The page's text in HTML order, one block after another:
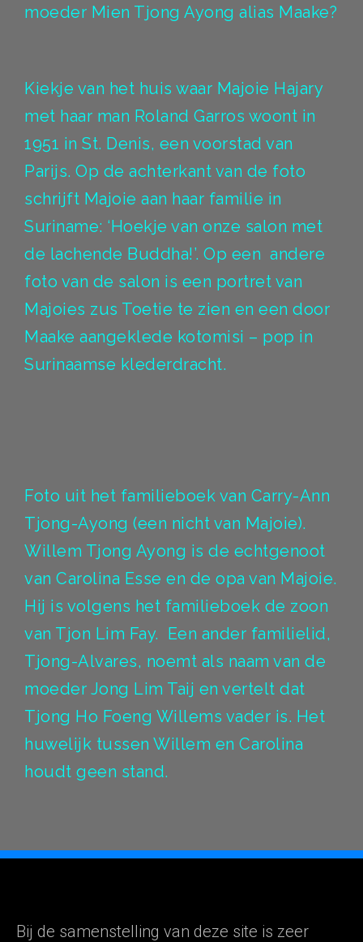
moeder Mien Tjong Ayong alias Maake?
Kiekje van het huis waar Majoie Hajary
met haar man Roland Garros woont in
1951 in St. Denis, een voorstad van
Parijs. Op de achterkant van de foto
schrijft Majoie aan haar familie in
Suriname: ‘Hoekje van onze salon met
de lachende Buddha!’. Op een andere
foto van de salon is een portret van
Majoies zus Toetie te zien en een door
Maake aangeklede kotomisi – pop in
Surinaamse klederdracht.
Foto uit het familieboek van Carry-Ann
Tjong-Ayong (een nicht van Majoie).
Willem Tjong Ayong is de echtgenoot
van Carolina Esse en de opa van Majoie.
Hij is volgens het familieboek de zoon
van Tjon Lim Fay. Een ander familielid,
Tjong-Alvares, noemt als naam van de
moeder Jong Lim Taij en vertelt dat
Tjong Ho Foeng Willems vader is. Het
huwelijk tussen Willem en Carolina
houdt geen stand.
Bij de samenstelling van deze site is zeer